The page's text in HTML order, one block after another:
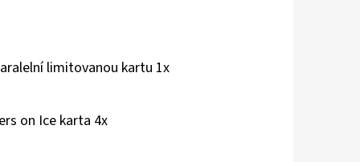
limitovanou kartu 1x
on Ice karta 4x